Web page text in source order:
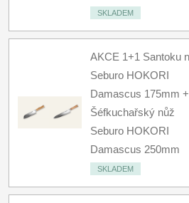
SKLADEM
AKCE 1+1 Santoku
Seburo HOKORI
Damascus 175mm +
Šéfkuchařský nůž
Seburo HOKORI
Damascus 250mm
SKLADEM